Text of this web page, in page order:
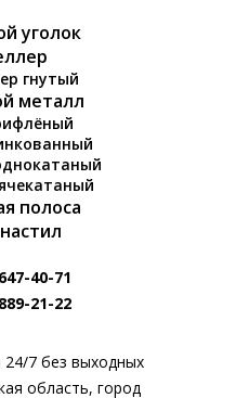
уголок
гнутый
металл
полоса
40-71
21-22
24/7 без выходных
область, город